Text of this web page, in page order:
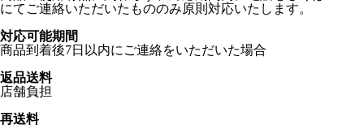
にてご連絡いただいたもののみ原則対応いたします。
対応可能期間
商品到着後7日以内にご連絡をいただいた場合
返品送料
店舗負担
再送料